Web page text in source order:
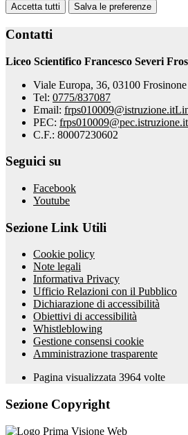
Accetta tutti Salva le preferenze
Contatti
Liceo Scientifico Francesco Severi
Viale Europa, 36, 03100
Tel: 0775/837087
Email: frps010009@istruzione.it
PEC: frps010009@pec.istruzione.it
C.F.: 80007230602
Seguici su
Facebook
Youtube
Sezione Link Utili
Cookie policy
Note legali
Informativa Privacy
Ufficio Relazioni con il Pubblico
Dichiarazione di accessibilità
Obiettivi di accessibilità
Whistleblowing
Gestione consensi cookie
Amministrazione trasparente
Pagina visualizzata 3964 volte
Sezione Copyright